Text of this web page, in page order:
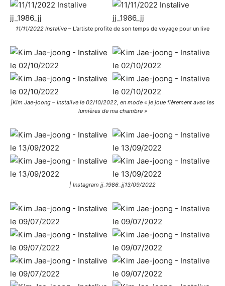
11/11/2022 Instalive – L’artiste profite de son temps de voyage pour un live
|Kim Jae-joong – Instalive le 02/10/2022, en mode « je joue fièrement avec les
lumières de ma chambre »
| Instagram jj_1986_jj13/09/2022